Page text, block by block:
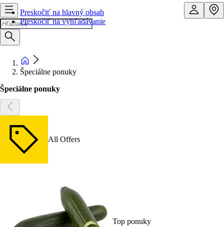
Preskočiť na hlavný obsah
Preskočiť na vyhľadávanie
Špeciálne ponuky
Špeciálne ponuky
All Offers
Top ponuky